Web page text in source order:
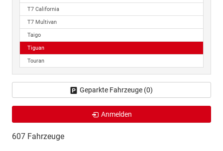
T7 California
T7 Multivan
Taigo
Tiguan
Touran
Geparkte Fahrzeuge (0)
Anmelden
607 Fahrzeuge